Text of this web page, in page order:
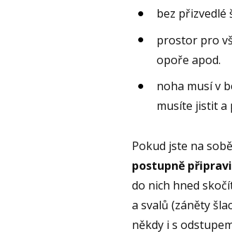
bez
prostor pro
opoře apod.
noha musí v
musíte jistit a
Pokud jste na
postupně
do nich hned
a svalů (záněty
někdy i s